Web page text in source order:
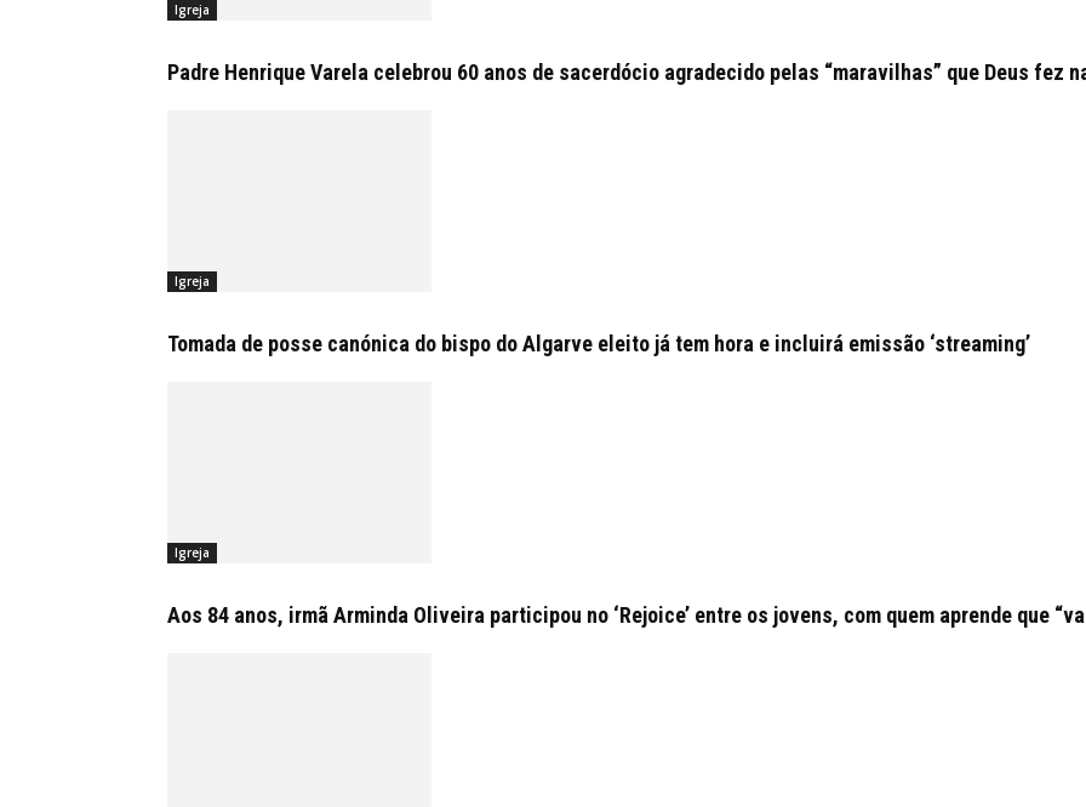
Igreja
Padre Henrique Varela celebrou 60 anos de sacerdócio agradecido pelas “maravilhas” que Deus fez
Igreja
Tomada de posse canónica do bispo do Algarve eleito já tem hora e incluirá emissão ‘streaming’
Igreja
Aos 84 anos, irmã Arminda Oliveira participou no ‘Rejoice’ entre os jovens, com quem aprende que